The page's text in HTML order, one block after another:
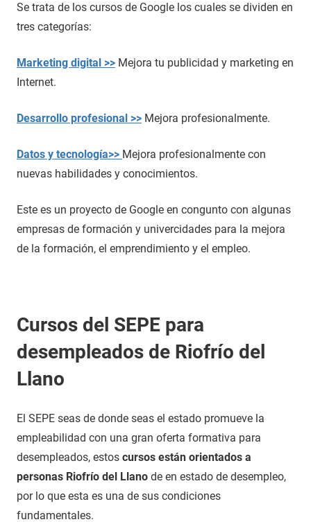
Se trata de los cursos de Google los cuales se dividen en
tres categorías:
Marketing digital >> Mejora tu publicidad y marketing en
Internet.
Desarrollo profesional >> Mejora profesionalmente.
Datos y tecnología>> Mejora profesionalmente con
nuevas habilidades y conocimientos.
Este es un proyecto de Google en congunto con algunas
empresas de formación y univercidades para la mejora
de la formación, el emprendimiento y el empleo.
Cursos del SEPE para
desempleados de Riofrío del
Llano
El SEPE seas de donde seas el estado promueve la
empleabilidad con una gran oferta formativa para
desempleados, estos cursos están orientados a
personas Riofrío del Llano de en estado de desempleo,
por lo que esta es una de sus condiciones
fundamentales.